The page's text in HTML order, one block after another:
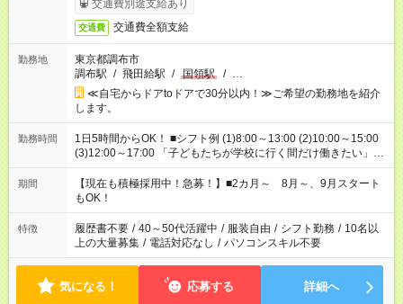
交通費別途支給あり
交通費 交通費全額支給
勤務地
東京都調布市
調布駅 / 飛田給駅 / 国領駅 / …
≪自宅からドアtoドアで30分以内！≫ご希望の勤務地を紹介
します。
勤務時間
1日5時間からOK！ ■シフト例 (1)8:00～13:00 (2)10:00～15:00
(3)12:00～17:00 「子どもたちが学校に行く間だけ働きたい」
「余裕を持って夕飯の準備がしたい」 「午前中は働いて、午後
はプライベートの時間にしたい」 など、ご希望を教えてくださ
いね。 ※Wワーク希望の方へ 今ご覧のお仕事で希望する勤務時
間と、もう1つのお仕事の勤務時間。 合計で週40時間を超える
場合は応募できません。
期間
【現在も積極採用中！急募！】■2カ月～ 8月～、9月スタート
もOK！
特徴 履歴書不要 / 40～50代活躍中 / 服装自由 / シフト勤務 / 10名以
上の大量募集 / 電話対応なし / パソコンスキル不要
気になる！ 応募する 詳細へ